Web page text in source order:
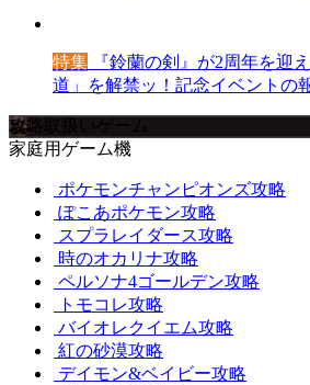
特集 『鈴蘭の剣』が2周年を迎
道」を解禁ッ！記念イベントの
攻略取扱いゲーム
家庭用ゲーム機
ポケモンチャンピオンズ攻略
ぽこあポケモン攻略
スプラレイダース攻略
時のオカリナ攻略
ペルソナ4ゴールデン攻略
トモコレ攻略
バイオレクイエム攻略
紅の砂漠攻略
デイモン&ベイビー攻略